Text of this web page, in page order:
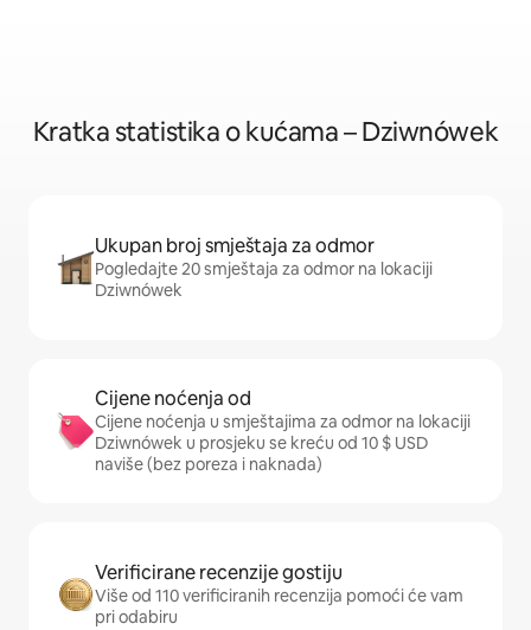
Kratka statistika o kućama – Dziwnówek
Ukupan broj smještaja za odmor
Pogledajte 20 smještaja za odmor na lokaciji
Dziwnówek
Cijene noćenja od
Cijene noćenja u smještajima za odmor na lokaciji
Dziwnówek u prosjeku se kreću od 10 $ USD
naviše (bez poreza i naknada)
Verificirane recenzije gostiju
Više od 110 verificiranih recenzija pomoći će vam
pri odabiru